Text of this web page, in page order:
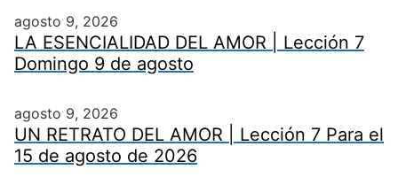
agosto 9, 2026
LA ESENCIALIDAD DEL AMOR | Lección 7
Domingo 9 de agosto
agosto 9, 2026
UN RETRATO DEL AMOR | Lección 7 Para el
15 de agosto de 2026